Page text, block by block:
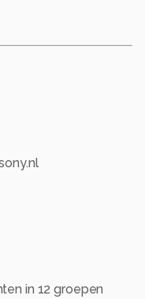
in 12 groepen